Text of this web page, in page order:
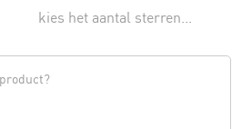
kies het aantal sterren...